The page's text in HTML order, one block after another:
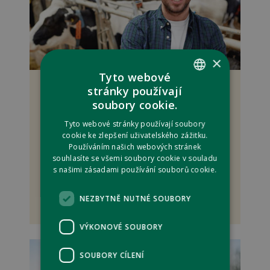
PRACUJÍCÍM ABSOLVENTEM
dáváme šanci absolventům všech stupňů
vzdělání
vítáme absolventy zemědělských faktult
pomůžeme Vám získat zkušenosti a podílet
se na vývoji špičkových zemědělských
podpoříme úspěšný start vaší kariéry
×
Tyto webové
stránky používají
soubory cookie.
Tyto webové stránky používají soubory
cookie ke zlepšení uživatelského zážitku.
Používáním našich webových stránek
souhlasíte se všemi soubory cookie v souladu
s našimi zásadami používání souborů cookie.
NEZBYTNĚ NUTNÉ SOUBORY
VÝKONOVÉ SOUBORY
SOUBORY CÍLENÍ